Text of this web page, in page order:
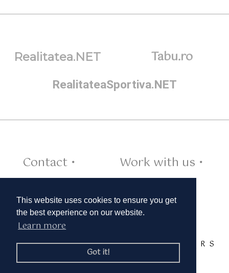
This website uses cookies to ensure you get
the best experience on our website.
Learn more
Got it!
Realitatea.NET Tabu.ro
RealitateaSportiva.NET
Contact •
Work with us •
Cookies •
TAGS:A B C D E F G H I J K L M N O R S